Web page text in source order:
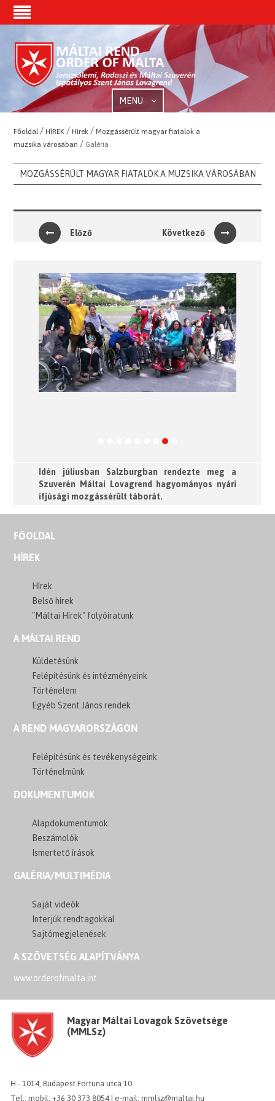
MENU
Főoldal /HÍREK /Hírek /Mozgássérült magyar fiatalok a
muzsika városában / Galéria
MOZGÁSSÉRÜLT MAGYAR FIATALOK A MUZSIKA VÁROSÁBAN
Előző Következő
Previous Next
Idén júliusban Salzburgban rendezte meg a
Szuverén Máltai Lovagrend hagyományos nyári
ifjúsági mozgássérült táborát.
FŐOLDAL
HÍREK
Hírek
Belső hírek
"Máltai Hírek" folyóíratunk
A MÁLTAI REND
Küldetésünk
Felépítésünk és intézményeink
Történelem
Egyéb Szent János rendek
A REND MAGYARORSZÁGON
Felépítésünk és tevékenységeink
Történelmünk
DOKUMENTUMOK
Alapdokumentumok
Beszámolók
Ismertető írások
GALÉRIA/MULTIMÉDIA
Saját videók
Interjúk rendtagokkal
Sajtómegjelenések
A SZÖVETSÉG ALAPÍTVÁNYA
www.orderofmalta.int
Magyar Máltai Lovagok Szövetsége
(MMLSz)
H - 1014, Budapest Fortuna utca 10.
Tel.: mobil: +36 30 373 8054 | e-mail: mmlsz@maltai.hu